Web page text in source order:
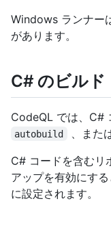
Windows ランナー
があります。
C# のビルド
CodeQL では、C#
autobuild 、また
C# コードを含むリ
アップを有効にす
に設定されます。